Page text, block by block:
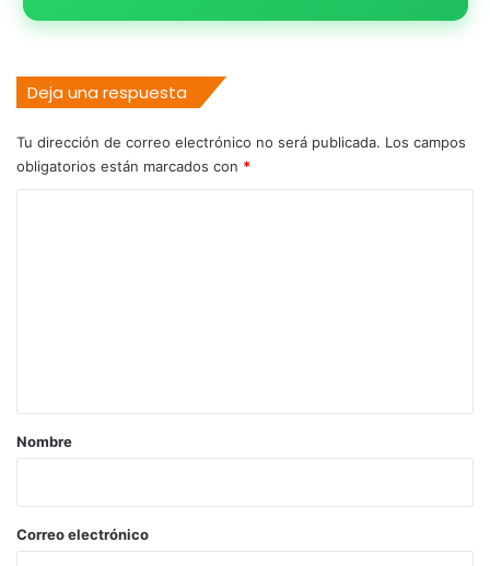
Deja una respuesta
Tu dirección de correo electrónico no será publicada. Los campos
obligatorios están marcados con *
r
*
Nombre
Correo electrónico